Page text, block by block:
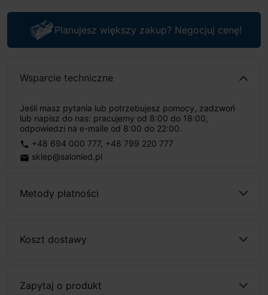
Planujesz większy zakup? Negocjuj cenę!
Wsparcie techniczne
Jeśli masz pytania lub potrzebujesz pomocy, zadzwoń
lub napisz do nas: pracujemy od 8:00 do 18:00,
odpowiedzi na e-maile od 8:00 do 22:00.
phone +48 694 000 777, +48 799 220 777
email sklep@salonled.pl
Metody płatności
Koszt dostawy
Zapytaj o produkt